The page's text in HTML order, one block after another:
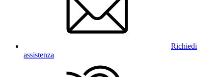
Richiedi
assistenza